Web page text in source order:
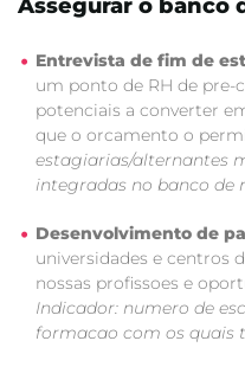
Assegurar o banco
Entrevista de fim de
um ponto de RH de pre-
potenciais a converter
que o orcamento o
estagiarias/alternantes
integradas no banco de
Desenvolvimento de
universidades e centros
nossas profissoes e
Indicador: numero de
formacao com os quais